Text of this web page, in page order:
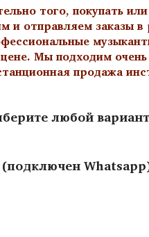
того, покупать
отправляем заказы
Мы подходим
продажа
любой